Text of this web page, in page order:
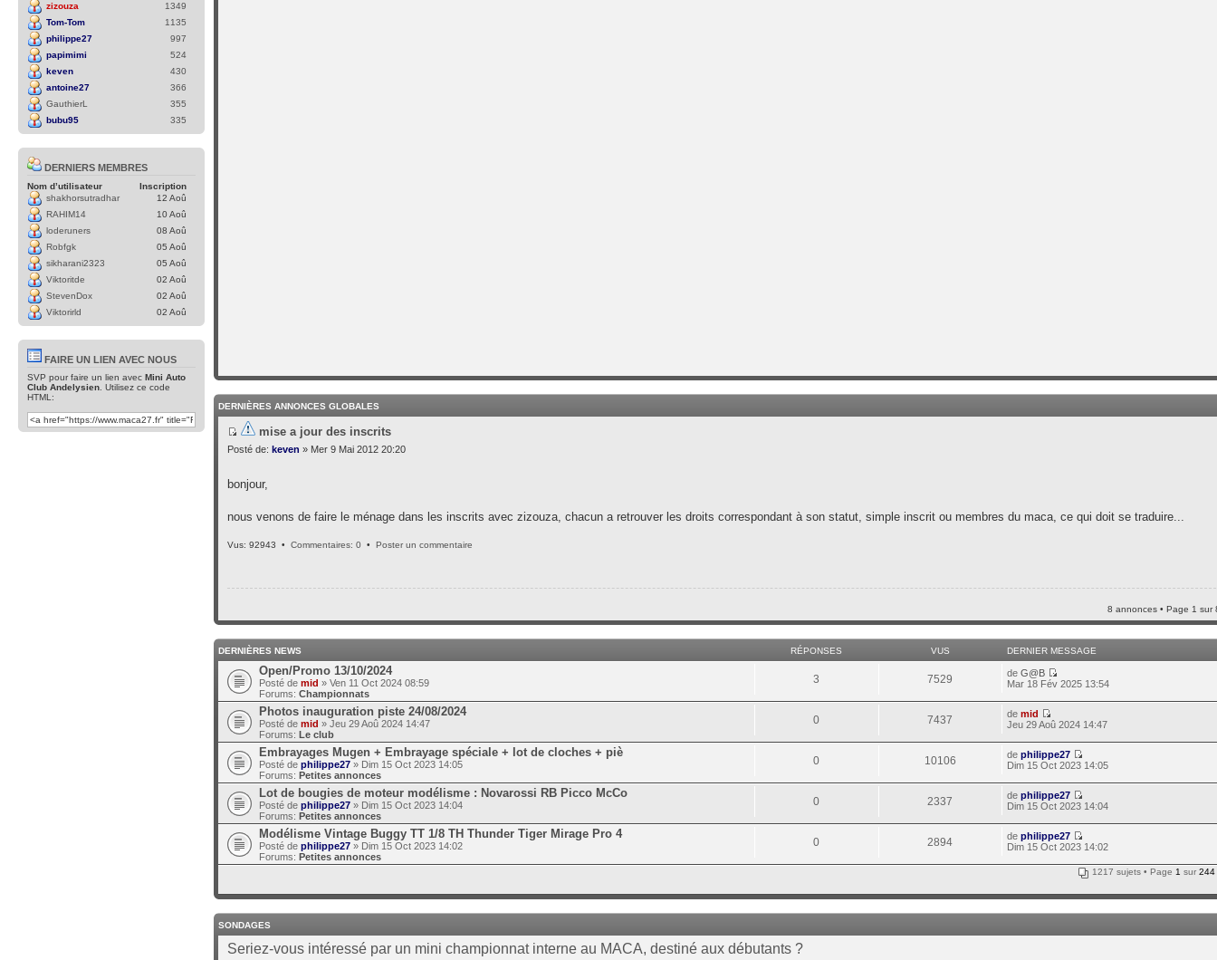
zizouza
1349
Tom-Tom
1135
philippe27
997
papimimi
524
keven
430
antoine27
366
GauthierL
355
bubu95
335
DERNIERS MEMBRES
Nom d’utilisateur
Inscription
shakhorsutradhar
12 Aoû
RAHIM14
10 Aoû
loderuners
08 Aoû
Robfgk
05 Aoû
sikharani2323
05 Aoû
Viktoritde
02 Aoû
StevenDox
02 Aoû
Viktorirld
02 Aoû
FAIRE UN LIEN AVEC NOUS
SVP pour faire un lien avec Mini Auto
Club Andelysien . Utilisez ce code
HTML:
DERNIÈRES ANNONCES GLOBALES
mise a jour des inscrits
Posté de: keven » Mer 9 Mai 2012 20:20
bonjour,
nous venons de faire le ménage dans les inscrits avec zizouza, chacun a retrouver les droits correspondant à son statut, simple inscrit ou membres du maca, ce qui doit se traduire...
Vus: 92943 • Commentaires: 0 • Poster un commentaire
8 annonces • Page 1 sur
DERNIÈRES NEWS RÉPONSES VUS DERNIER MESSAGE
Open/Promo 13/10/2024
Posté de mid » Ven 11 Oct 2024 08:59
Forums: Championnats
3 7529 deG@B
Mar 18 Fév 2025 13:54
Photos inauguration piste 24/08/2024
Posté de mid » Jeu 29 Aoû 2024 14:47
Forums: Le club
0 7437 demid
Jeu 29 Aoû 2024 14:47
Embrayages Mugen + Embrayage spéciale + lot de cloches + piè
Posté de philippe27 » Dim 15 Oct 2023 14:05
Forums: Petites annonces
0 10106 dephilippe27
Dim 15 Oct 2023 14:05
Lot de bougies de moteur modélisme : Novarossi RB Picco McCo
Posté de philippe27 » Dim 15 Oct 2023 14:04
Forums: Petites annonces
0 2337 dephilippe27
Dim 15 Oct 2023 14:04
Modélisme Vintage Buggy TT 1/8 TH Thunder Tiger Mirage Pro 4
Posté de philippe27 » Dim 15 Oct 2023 14:02
Forums: Petites annonces
0 2894 dephilippe27
Dim 15 Oct 2023 14:02
1217 sujets • Page 1 sur 244
SONDAGES
Seriez-vous intéressé par un mini championnat interne au MACA, destiné aux débutants ?